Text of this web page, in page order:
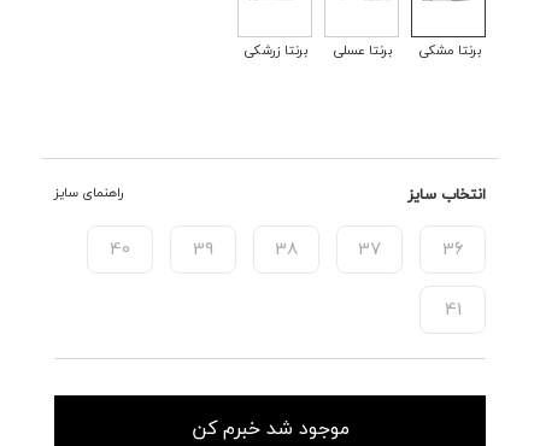
برنتا مشکی برنتا عسلی برنتا زرشکی
انتخاب سایز راهنمای سایز
36
37
38
39
40
41
موجود شد خبرم کن